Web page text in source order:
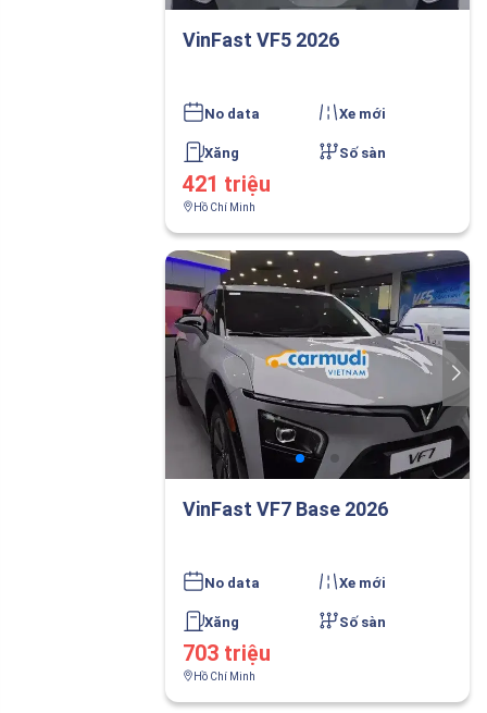
VinFast VF5 2026
No data Xe mới
Xăng Số sàn
421 triệu
Hồ Chí Minh
VinFast VF7 Base 2026
No data Xe mới
Xăng Số sàn
703 triệu
Hồ Chí Minh